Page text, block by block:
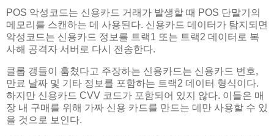
POS 악성코드는 신용카드 거래가 발생할 때 POS 단말기의
메모리를 스캔하는 데 사용된다. 신용카드 데이터가 탐지되면
악성코드는 신용카드 정보를 트랙1 또는 트랙2 데이터로 복
사해 공격자 서버로 다시 전송한다.
클롭 갱들이 훔쳤다고 주장하는 신용카드는 신용카드 번호,
만료 날짜 및 기타 정보를 포함하는 트랙2 데이터 형식이다.
하지만 신용카드 CVV 코드가 포함되어 있지 않다. 이들은 매
장 내 구매를 위해 가짜 신용 카드를 만드는 데만 사용할 수 있
을 것으로 보인다.